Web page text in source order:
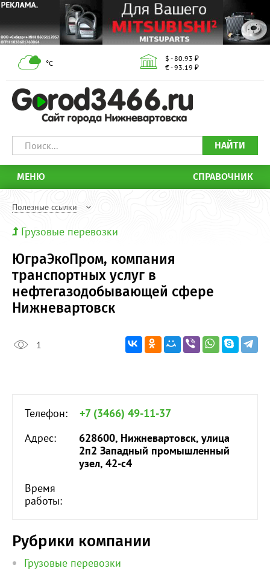
°С
$ - 80.93 ₽
€ - 93.19 ₽
НАЙТИ
МЕНЮ СПРАВОЧНИК
Полезные ссылки
Грузовые перевозки
ЮграЭкоПром, компания
транспортных услуг в
нефтегазодобывающей сфере
Нижневартовск
1
Телефон:
+7 (3466) 49-11-37
Адрес:
628600, Нижневартовск, улица
2п2 Западный промышленный
узел, 42-с4
Время
работы:
Рубрики компании
Грузовые перевозки